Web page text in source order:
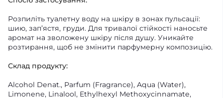
Розпиліть туалетну воду на шкіру в зонах пульсації:
шию, зап’ястя, груди. Для тривалої стійкості наносьте
аромат на зволожену шкіру після душу. Уникайте
розтирання, щоб не змінити парфумерну композицію.
Склад продукту:
Alcohol Denat., Parfum (Fragrance), Aqua (Water),
Limonene, Linalool, Ethylhexyl Methoxycinnamate,